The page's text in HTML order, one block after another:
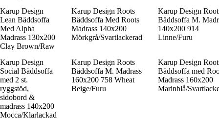
Karup Design
Lean Bäddsoffa
Med Alpha
Madrass 130x200
Clay Brown/Raw
Karup Design Roots
Bäddsoffa Med Roots
Madrass 140x200
Mörkgrå/Svartlackerad
Karup Design
Bäddsoffa M.
140x200 914
Linne/Furu
Karup Design
Social Bäddsoffa
med 2 st.
ryggstöd,
sidobord &
madrass 140x200
Mocca/Klarlackad
Karup Design Roots
Bäddsoffa M. Madrass
160x200 758 Wheat
Beige/Furu
Karup Design
Bäddsoffa med
Madrass 160x200
Marinblå/